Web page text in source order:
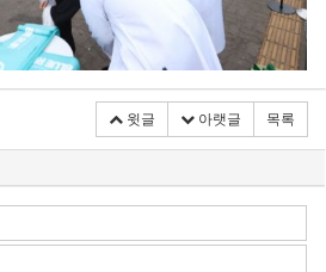
윗글 아랫글 목록